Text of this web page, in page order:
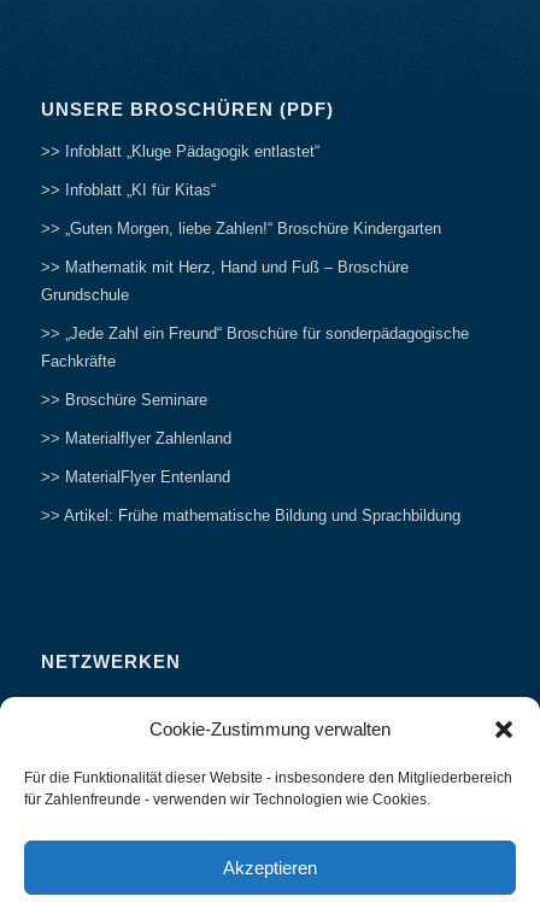
Cookie-Zustimmung verwalten
Für die Funktionalität dieser Website - insbesondere den Mitgliederbereich
für Zahlenfreunde - verwenden wir Technologien wie Cookies.
Akzeptieren
UNSERE BROSCHÜREN (PDF)
>> Infoblatt „Kluge Pädagogik entlastet“
>> Infoblatt „KI für Kitas“
>> „Guten Morgen, liebe Zahlen!“ Broschüre Kindergarten
>> Mathematik mit Herz, Hand und Fuß – Broschüre
Grundschule
>> „Jede Zahl ein Freund“ Broschüre für sonderpädagogische
Fachkräfte
>> Broschüre Seminare
>> Materialflyer Zahlenland
>> MaterialFlyer Entenland
>> Artikel: Frühe mathematische Bildung und Sprachbildung
NETZWERKEN
Studieren
Interviews und Erfahrungsberichte